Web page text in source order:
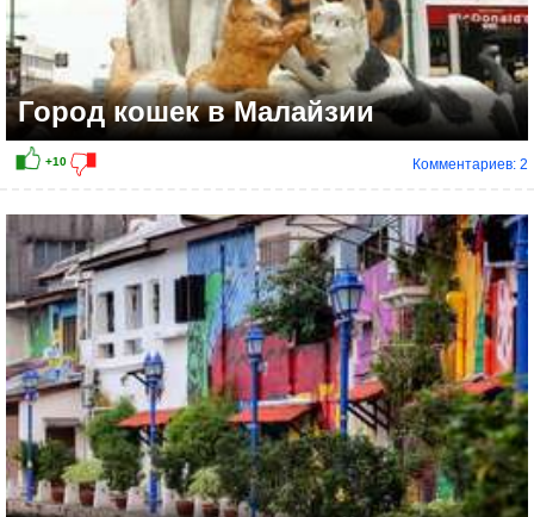
+9
Город кошек в Малайзии
Комментариев: 2